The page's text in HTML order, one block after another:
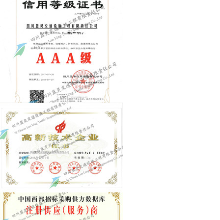
关于我们
公司证书
招贤纳士
联系我们
邮政编码：610036
传 真：028-87500912
电 话：028-87500912